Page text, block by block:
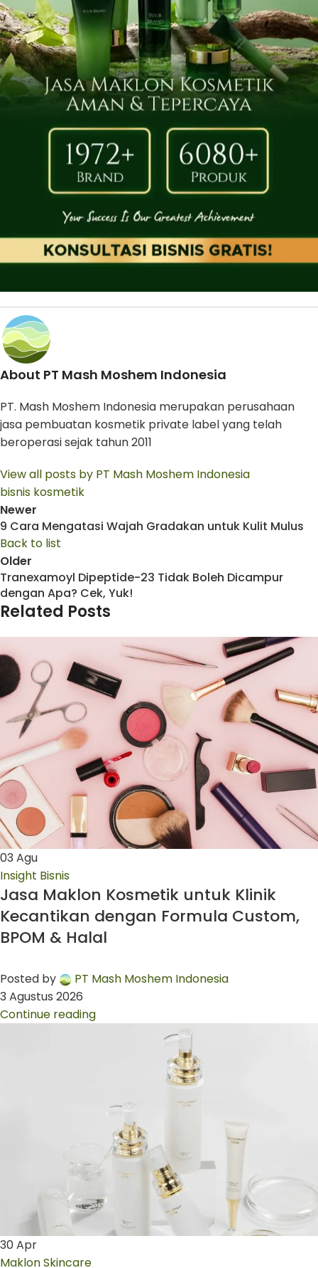
About PT Mash Moshem Indonesia
PT. Mash Moshem Indonesia merupakan perusahaan
jasa pembuatan kosmetik private label yang telah
beroperasi sejak tahun 2011
View all posts by PT Mash Moshem Indonesia
bisnis kosmetik
Newer
9 Cara Mengatasi Wajah Gradakan untuk Kulit Mulus
Back to list
Older
Tranexamoyl Dipeptide-23 Tidak Boleh Dicampur
dengan Apa? Cek, Yuk!
Related Posts
03 Agu
Insight Bisnis
Jasa Maklon Kosmetik untuk Klinik
Kecantikan dengan Formula Custom,
BPOM & Halal
Posted by
PT Mash Moshem Indonesia
3 Agustus 2026
Continue reading
30Apr
Maklon Skincare